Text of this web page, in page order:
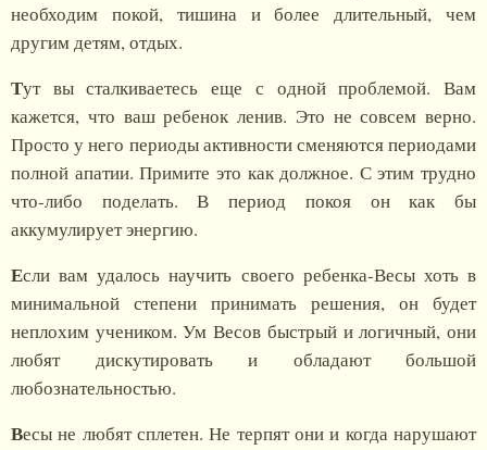
необходим покой, тишина и более длительный, чем
другим детям, отдых.
Тут вы сталкиваетесь еще с одной проблемой. Вам
кажется, что ваш ребенок ленив. Это не совсем верно.
Просто у него периоды активности сменяются периодами
полной апатии. Примите это как должное. С этим трудно
что-либо поделать. В период покоя он как бы
аккумулирует энергию.
Если вам удалось научить своего ребенка-Весы хоть в
минимальной степени принимать решения, он будет
неплохим учеником. Ум Весов быстрый и логичный, они
любят дискутировать и обладают большой
любознательностью.
Весы не любят сплетен. Не терпят они и когда нарушают